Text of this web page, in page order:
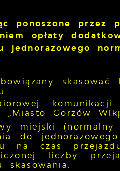
ponoszone przez
opłaty
skasować
Gorzów
miejski
do
na czas
liczby